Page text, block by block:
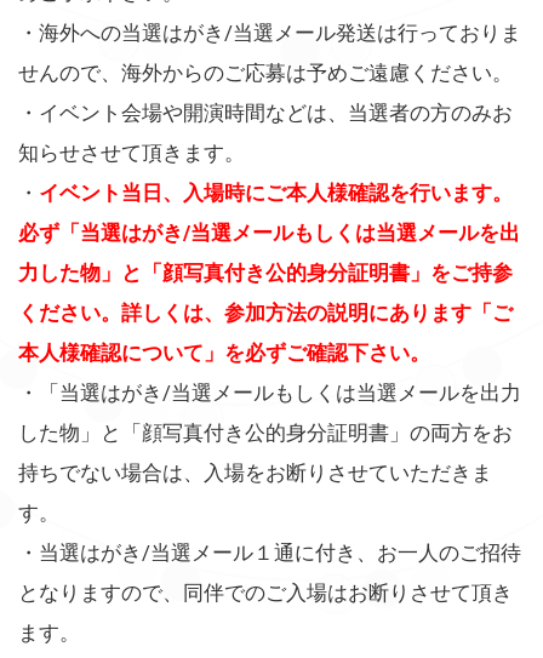
・海外への当選はがき/当選メール発送は行っておりま
せんので、海外からのご応募は予めご遠慮ください。
・イベント会場や開演時間などは、当選者の方のみお
知らせさせて頂きます。
・ イベント当日、入場時にご本人様確認を行います。
必ず「当選はがき/当選メールもしくは当選メールを出
力した物」と「顔写真付き公的身分証明書」をご持参
ください。詳しくは、参加方法の説明にあります「ご
本人様確認について」を必ずご確認下さい。
・「当選はがき/当選メールもしくは当選メールを出力
した物」と「顔写真付き公的身分証明書」の両方をお
持ちでない場合は、入場をお断りさせていただきま
す。
・当選はがき/当選メール１通に付き、お一人のご招待
となりますので、同伴でのご入場はお断りさせて頂き
ます。